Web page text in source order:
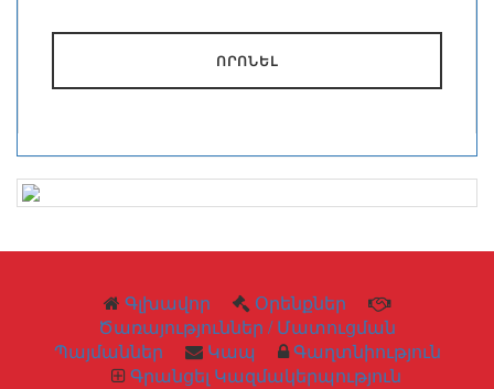
ՈՐՈՆԵԼ
Գլխավոր
Օրենքներ
Ծառայություններ / Մատուցման
Պայմաններ
Կապ
Գաղտնիություն
Գրանցել Կազմակերպություն